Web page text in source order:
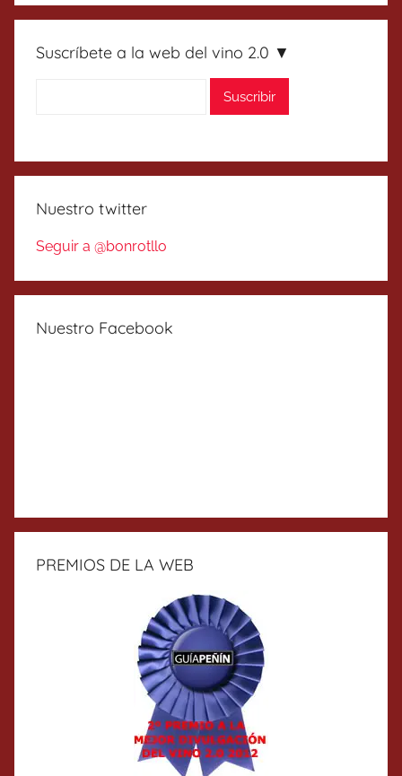
Suscríbete a la web del vino 2.0 ▼
Nuestro twitter
Seguir a @bonrotllo
Nuestro Facebook
PREMIOS DE LA WEB